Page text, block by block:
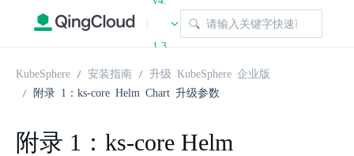
|
1.3
KubeSphere 安装指南
升级 KubeSphere 企业版
附录 1：ks-core Helm Chart 升级参数
附录 1：ks-core Helm